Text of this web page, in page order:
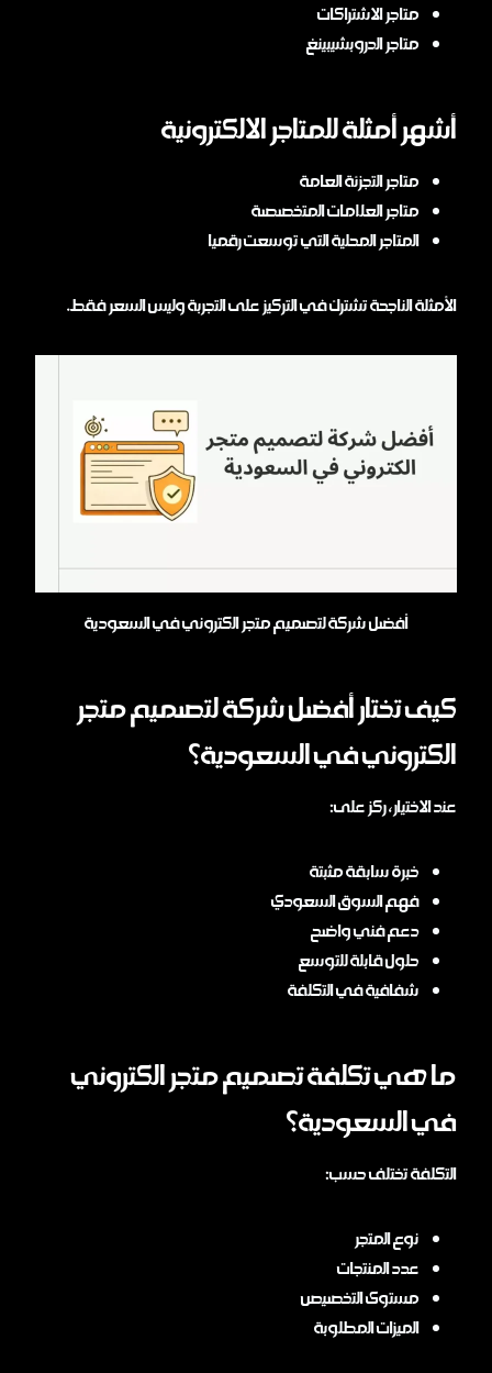
متاجر الاشتراكات
متاجر الدروبشيبينغ
أشهر أمثلة للمتاجر الالكترونية
متاجر التجزئة العامة
متاجر العلامات المتخصصة
المتاجر المحلية التي توسعت رقميا
الأمثلة الناجحة تشترك في التركيز على التجربة وليس السعر فقط.
أفضل شركة لتصميم متجر الكتروني في السعودية
كيف تختار أفضل شركة لتصميم متجر
الكتروني في السعودية؟
عند الاختيار، ركز على:
خبرة سابقة مثبتة
فهم السوق السعودي
دعم فني واضح
حلول قابلة للتوسع
شفافية في التكلفة
ما هي تكلفة تصميم متجر الكتروني
في السعودية؟
التكلفة تختلف حسب:
نوع المتجر
عدد المنتجات
مستوى التخصيص
الميزات المطلوبة